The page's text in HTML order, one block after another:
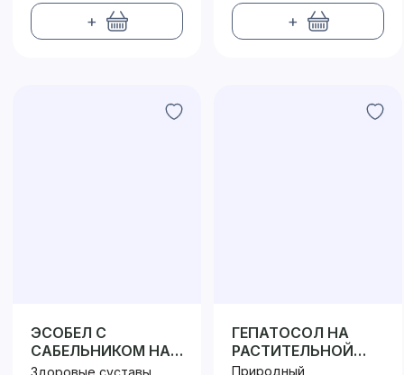
+ +
ЭСОБЕЛ С
САБЕЛЬНИКОМ НА
РАСТИТЕЛЬНОЙ
Здоровые суставы
ГЕПАТОСОЛ НА
РАСТИТЕЛЬНОЙ
КЛЕТЧАТКЕ
Природный